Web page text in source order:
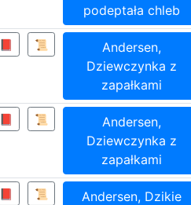
podeptała chleb
📕 📜
Andersen,
Dziewczynka z
zapałkami
📕 📜
Andersen,
Dziewczynka z
zapałkami
📕 📜
Andersen, Dzikie